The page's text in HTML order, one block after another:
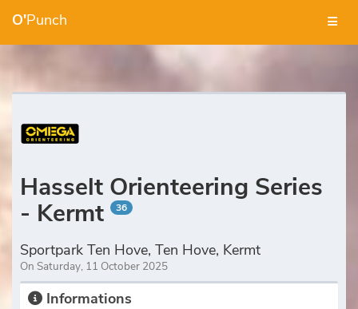
O'Punch
Hasselt Orienteering Series
- Kermt
36
Sportpark Ten Hove, Ten Hove, Kermt
On Saturday, 11 October 2025
Informations